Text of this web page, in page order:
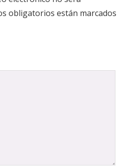
obligatorios están marcados